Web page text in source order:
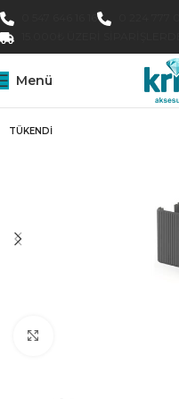
Menü
TÜKENDI